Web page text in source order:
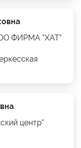
ФИРМА "ХАТ"
центр"